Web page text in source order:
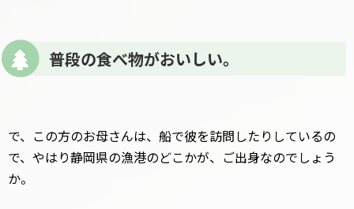
普段の食べ物がおいしい。
で、この方のお母さんは、船で彼を訪問したりしているの
で、やはり静岡県の漁港のどこかが、ご出身なのでしょう
か。